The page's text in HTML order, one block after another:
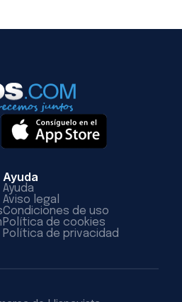
Ayuda
Ayuda
Aviso legal
Condiciones de uso
Política de cookies
Política de privacidad